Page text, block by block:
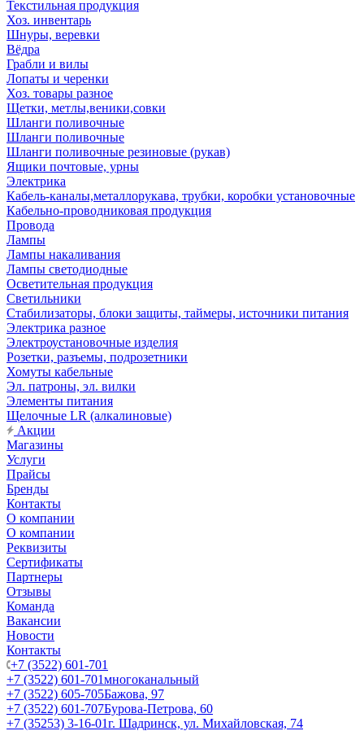
Текстильная продукция
Хоз. инвентарь
Шнуры, веревки
Вёдра
Грабли и вилы
Лопаты и черенки
Хоз. товары разное
Щетки, метлы,веники,совки
Шланги поливочные
Шланги поливочные
Шланги поливочные резиновые (рукав)
Ящики почтовые, урны
Электрика
Кабель-каналы,металлорукава, трубки, коробки установочные
Кабельно-проводниковая продукция
Провода
Лампы
Лампы накаливания
Лампы светодиодные
Осветительная продукция
Светильники
Стабилизаторы, блоки защиты, таймеры, источники питания
Электрика разное
Электроустановочные изделия
Розетки, разъемы, подрозетники
Хомуты кабельные
Эл. патроны, эл. вилки
Элементы питания
Щелочные LR (алкалиновые)
Акции
Магазины
Услуги
Прайсы
Бренды
Контакты
О компании
О компании
Реквизиты
Сертификаты
Партнеры
Отзывы
Команда
Вакансии
Новости
Контакты
+7 (3522) 601-701
+7 (3522) 601-701многоканальный
+7 (3522) 605-705Бажова, 97
+7 (3522) 601-707Бурова-Петрова, 60
+7 (35253) 3-16-01г. Шадринск, ул. Михайловская, 74